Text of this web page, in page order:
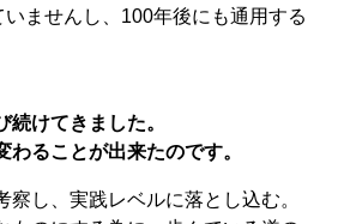
ませんし、100年後にも通用する
続けてきました。
わることが出来たのです。
察し、実践レベルに落とし込む。